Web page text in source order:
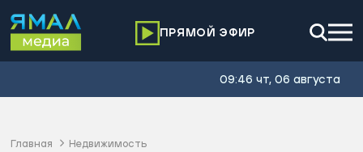
ПРЯМОЙ ЭФИР
09:46 чт, 06 августа
Главная Недвижимость